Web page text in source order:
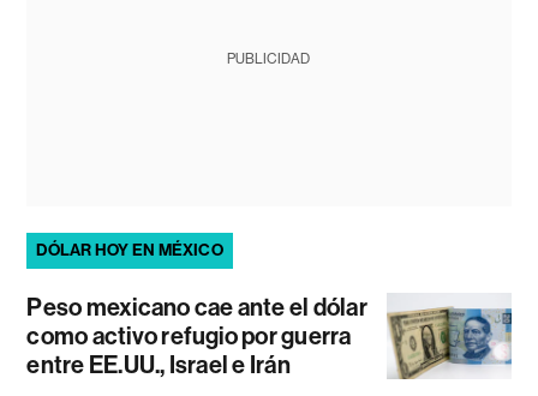
PUBLICIDAD
DÓLAR HOY EN MÉXICO
Peso mexicano cae ante el dólar
como activo refugio por guerra
entre EE.UU., Israel e Irán